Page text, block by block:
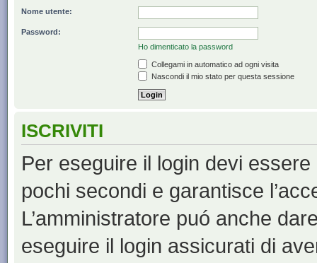
Nome utente:
Password:
Ho dimenticato la password
Collegami in automatico ad ogni visita
Nascondi il mio stato per questa sessione
ISCRIVITI
Per eseguire il login devi
pochi secondi e garantisce
L’amministratore puó anche
eseguire il login assicurati di